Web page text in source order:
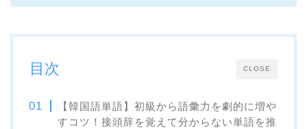
CLOSE
目次
【韓国語単語】初級から語彙力を劇的に増や
すコツ！接頭辞を覚えて分からない単語を推